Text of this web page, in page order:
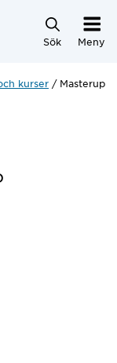
Sök Meny
kurser